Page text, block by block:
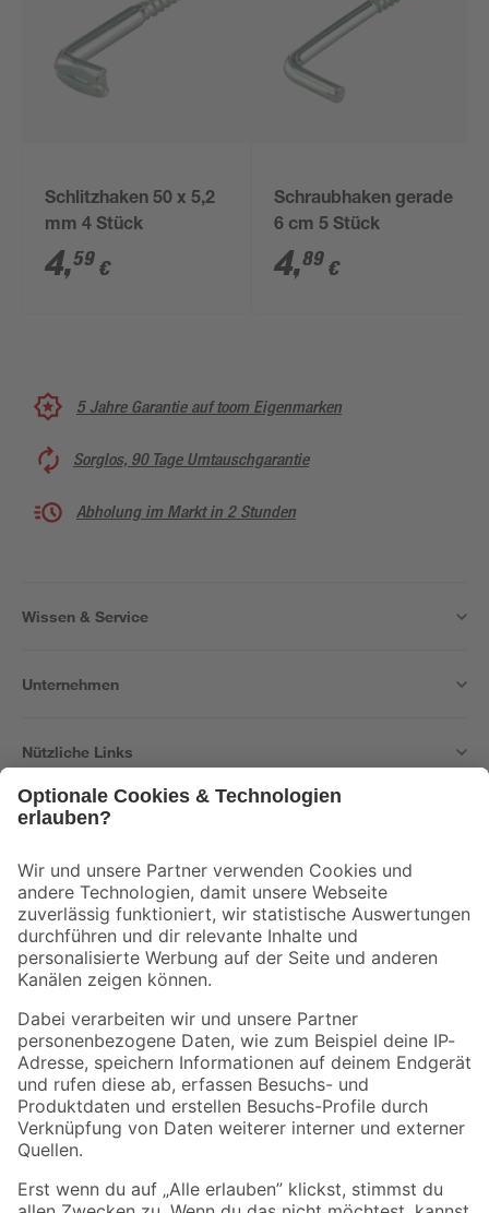
Schlitzhaken 50 x 5,2
mm 4 Stück
4,59 €
Schraubhaken gerade
6 cm 5 Stück
4,89 €
5 Jahre Garantie auf toom Eigenmarken
Sorglos, 90 Tage Umtauschgarantie
Abholung im Markt in 2 Stunden
Wissen & Service
Unternehmen
Nützliche Links
Der toom Newsletter: Keine Angebote und Aktionen mehr verpassen!
Zur Newsletter Anmeldung
Folge uns
Zahlungsarten Versandarten
Sicher einkaufen